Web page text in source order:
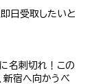
日受取したいと
名刺切れ！この
新宿へ向かうべ